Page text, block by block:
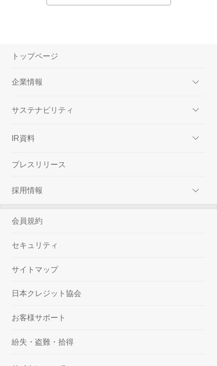
トップページ
企業情報
サステナビリティ
IR資料
プレスリリース
採用情報
会員規約
セキュリティ
サイトマップ
日本クレジット協会
お客様サポート
紛失・盗難・拾得